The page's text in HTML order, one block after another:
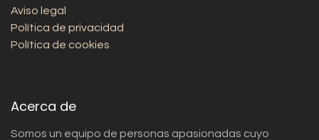
Aviso legal
Política de privacidad
Política de cookies
Acerca de
Somos un equipo de personas apasionadas cuyo